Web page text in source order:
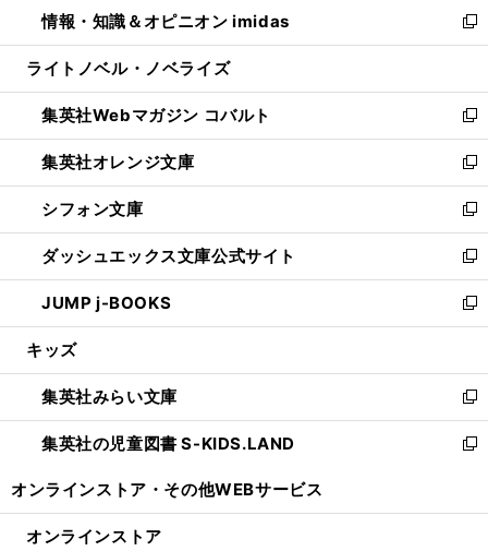
く
で
開
ド
ウ
開
く
ィ
ン
ウ
で
開
く
い
ウ
ン
ド
ウ
で
開
く
情報・知識＆オピニオン imidas
新
し
ウ
ィ
ン
ド
ウ
で
開
く
ライトノベル・ノベライズ
集英社Webマガジン コバルト
新
し
い
ウ
ィ
ン
ド
ウ
で
開
集英社オレンジ文庫
新
し
い
ウ
ィ
ン
ド
ウ
開
く
シフォン文庫
新
し
い
ウ
ィ
ン
ウ
で
開
く
ダッシュエックス文庫公式サイト
新
し
い
ウ
ン
ド
ウ
で
JUMP j-BOOKS
新
し
ウ
ィ
ン
ド
開
キッズ
集英社みらい文庫
新
し
い
ン
集英社の児童図書 S-KIDS.LAND
新
ウ
オンラインストア・ その他WEBサービス
オンラインストア